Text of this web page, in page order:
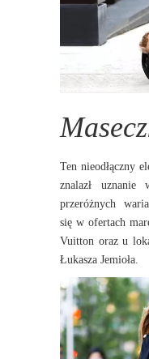
Ten nieodłączny
znalazł
przeróżnych
się w ofertach
Vuitton oraz u
Łukasza Jemioła.